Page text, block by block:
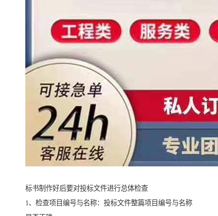
标书制作好后要对投标文件进行总体检查
1、检查项目编号与名称：投标文件整篇项目编号与名称